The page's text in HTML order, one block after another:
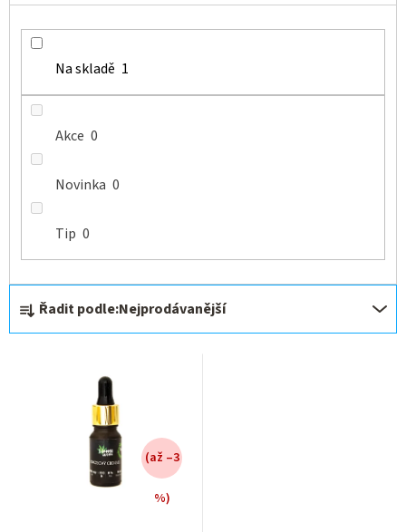
Ř
a
Řadit podle:Nejprodávanější
Na skladě 1
Akce 0
Novinka 0
Tip 0
(až –3
%)